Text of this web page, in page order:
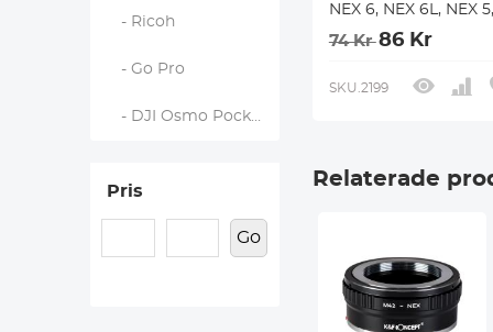
- Ricoh
- Go Pro
- DJI Osmo Pocket 3
Pris
Go
NEX 6, NEX 6L, NEX
3N, A6600, A6100,
mm 9H hårdhet
74 Kr86 Kr
SKU.2199
Relaterade